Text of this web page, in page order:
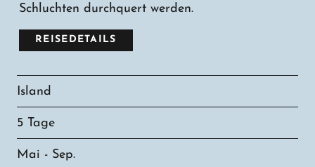
Schluchten durchquert werden.
REISEDETAILS
Island
5 Tage
Mai - Sep.